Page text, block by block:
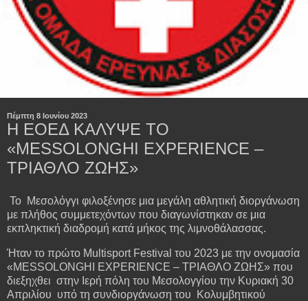
Πέμπτη 8 Ιουνίου 2023
Η ΕΟΕΔ ΚΑΛΥΨΕ ΤΟ
«MESSOLONGHI EXPERIENCE –
ΤΡΙΑΘΛΟ ΖΩΗΣ»
Το Μεσολόγγι φιλοξένησε μια μεγάλη αθλητική διοργάνωση
με πλήθος συμμετεχόντων που διαγωνίστηκαν σε μια
εκπληκτική διαδρομή κατά μήκος της λιμνοθάλασσας.
Ήταν το πρώτο Multisport Festival του 2023 με την ονομασία
«MESSOLONGHI EXPERIENCE – ΤΡΙΑΘΛΟ ΖΩΗΣ» που
διεξηχθει στην Ιερή πόλη του Μεσολογγίου την Κυριακή 30
Απριλίου υπό τη συνδιοργάνωση του Κολυμβητικού